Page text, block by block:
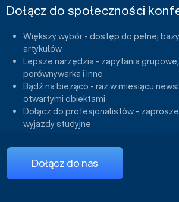
Dołącz do społeczności
Większy wybór - dostęp do pełnej
artykułów
Lepsze narzędzia - zapytania
porównywarka i inne
Bądź na bieżąco - raz w miesiącu
otwartymi obiektami
Dołącz do profesjonalistów -
wyjazdy studyjne
Dołącz do nas